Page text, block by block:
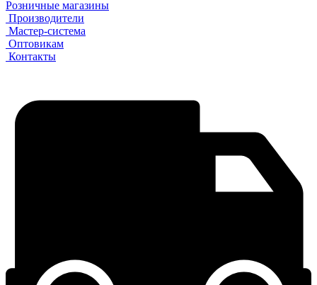
Розничные магазины
Производители
Мастер-система
Оптовикам
Контакты